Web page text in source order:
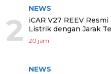
2
NEWS
iCAR V27 REEV
Listrik dengan Jarak
20 jam
NEWS